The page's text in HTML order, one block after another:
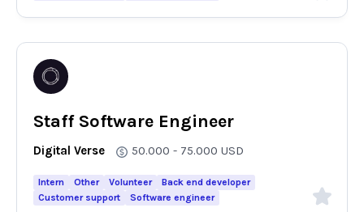
Staff Software Engineer
Digital Verse 50.000 - 75.000 USD
Intern Other Volunteer
Back end developer
Customer support
Software engineer